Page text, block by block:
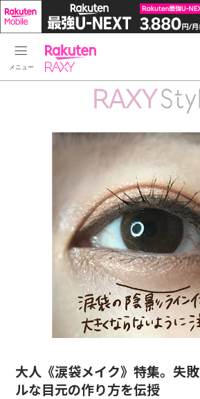
大人《涙袋メイク》特集。失
ルな目元の作り方を伝授